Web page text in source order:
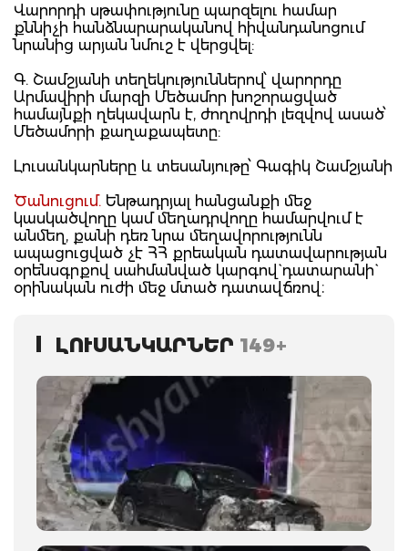
Վարորդի սթափությունը պարզելու համար
քննիչի հանձնարարականով հիվանդանոցում
նրանից արյան նմուշ է վերցվել:
Գ. Շամշյանի տեղեկություններով՝ վարորդը
Արմավիրի մարզի Մեծամոր խոշորացված
համայնքի ղեկավարն է, ժողովրդի լեզվով ասած՝
Մեծամորի քաղաքապետը:
Լուսանկարները և տեսանյութը՝ Գագիկ Շամշյանի
Ծանուցում. Ենթադրյալ հանցանքի մեջ
կասկածվողը կամ մեղադրվողը համարվում է
անմեղ, քանի դեռ նրա մեղավորությունն
ապացուցված չէ ՀՀ քրեական դատավարության
օրենսգրքով սահմանված կարգով` դատարանի`
օրինական ուժի մեջ մտած դատավճռով։
ԼՈՒՍԱՆԿԱՐՆԵՐ 149+